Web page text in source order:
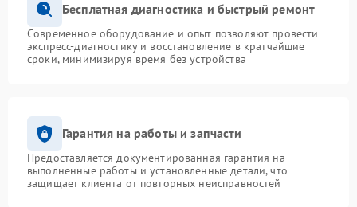
Бесплатная диагностика и быстрый ремонт
Современное оборудование и опыт позволяют провести
экспресс-диагностику и восстановление в кратчайшие
сроки, минимизируя время без устройства
Гарантия на работы и запчасти
Предоставляется документированная гарантия на
выполненные работы и установленные детали, что
защищает клиента от повторных неисправностей